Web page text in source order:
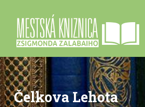
Čelkova Lehota